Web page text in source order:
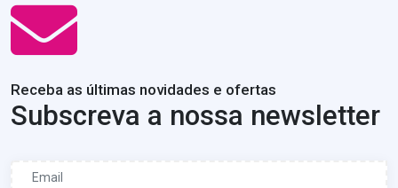
Receba as últimas novidades e ofertas
Subscreva a nossa newsletter